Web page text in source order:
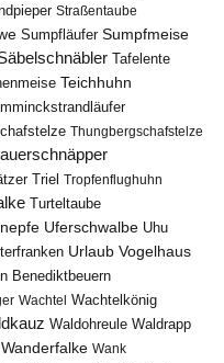
Straßentaube
Sumpfläufer Sumpfmeise
Tafelente
Teichhuhn
Thungbergschafstelze
Triel Tropfenflughuhn
Turteltaube
Uferschwalbe Uhu
Urlaub Vogelhaus
Benediktbeuern
Wachtel Wachtelkönig
Waldohreule Waldrapp
Wanderfalke Wank